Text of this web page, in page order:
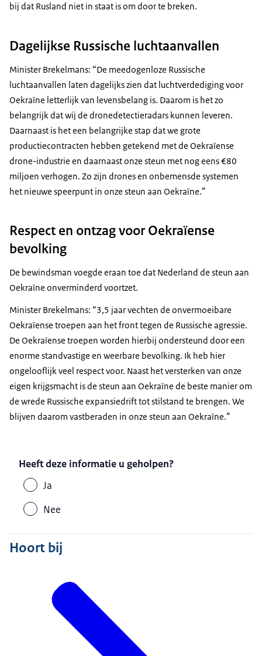
bij dat Rusland niet in staat is om door te breken.
Dagelijkse Russische luchtaanvallen
Minister Brekelmans: “De meedogenloze Russische
luchtaanvallen laten dagelijks zien dat luchtverdediging voor
Oekraïne letterlijk van levensbelang is. Daarom is het zo
belangrijk dat wij de dronedetectieradars kunnen leveren.
Daarnaast is het een belangrijke stap dat we grote
productiecontracten hebben getekend met de Oekraïense
drone-industrie en daarnaast onze steun met nog eens €80
miljoen verhogen. Zo zijn drones en onbemensde systemen
het nieuwe speerpunt in onze steun aan Oekraïne.”
Respect en ontzag voor Oekraïense
bevolking
De bewindsman voegde eraan toe dat Nederland de steun aan
Oekraïne onverminderd voortzet.
Minister Brekelmans: “3,5 jaar vechten de onvermoeibare
Oekraïense troepen aan het front tegen de Russische agressie.
De Oekraïense troepen worden hierbij ondersteund door een
enorme standvastige en weerbare bevolking. Ik heb hier
ongelooflijk veel respect voor. Naast het versterken van onze
eigen krijgsmacht is de steun aan Oekraïne de beste manier om
de wrede Russische expansiedrift tot stilstand te brengen. We
blijven daarom vastberaden in onze steun aan Oekraïne.”
Heeft deze informatie u geholpen?
Ja
Nee
Hoort bij